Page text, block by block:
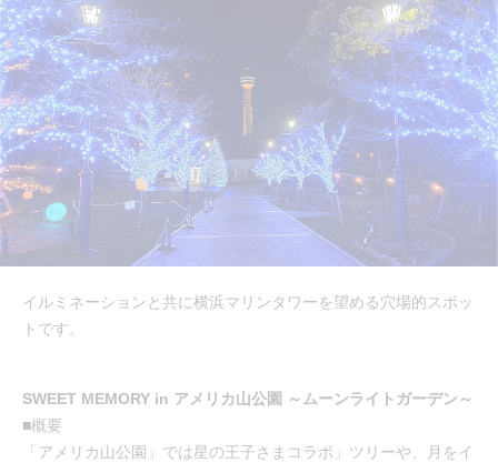
イルミネーションと共に横浜マリンタワーを望める穴場的スポッ
トです。
SWEET MEMORY in アメリカ山公園 ～ムーンライトガーデン～
■概要
「アメリカ山公園」では星の王子さまコラボ」ツリーや、月をイ